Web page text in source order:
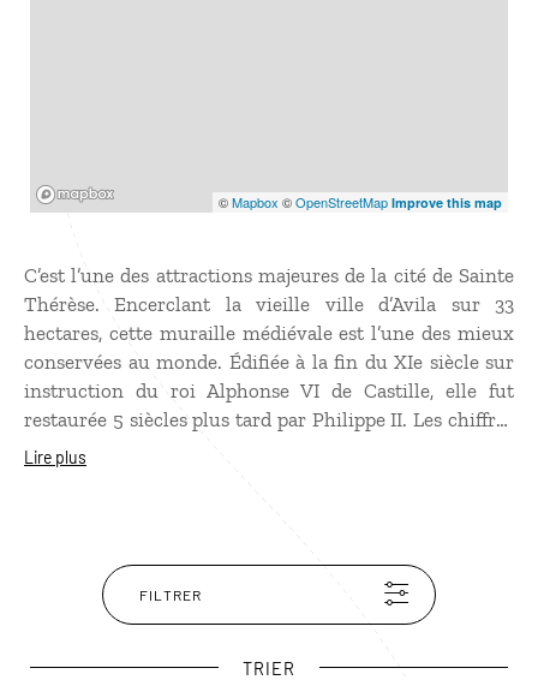
©Mapbox ©OpenStreetMap Improve this map
C’est l’une des attractions majeures de la cité de Sainte
Thérèse. Encerclant la vieille ville d’Avila sur 33
hectares, cette muraille médiévale est l’une des mieux
conservées au monde. Édifiée à la fin du XIe siècle sur
instruction du roi Alphonse VI de Castille, elle fut
restaurée 5 siècles plus tard par Philippe II. Les chiffres
parlent d’eux-mêmes : 2,5 km de long, 2 500 créneaux,
Lire plus
FILTRER
TRIER